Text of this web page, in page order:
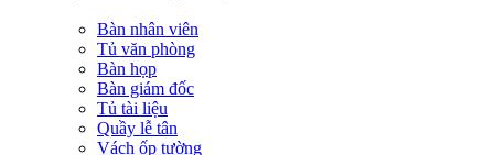
Bàn nhân viên
Tủ văn phòng
Bàn họp
Bàn giám đốc
Tủ tài liệu
Quầy lễ tân
Vách ốp tường